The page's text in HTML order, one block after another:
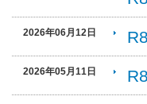
2026年06月12日
2026年05月11日